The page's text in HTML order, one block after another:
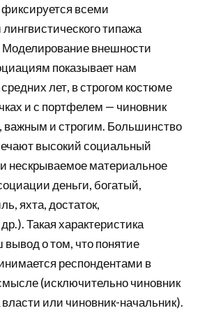
всеми
типажа
Моделирование внешности
показывает нам
лет, в строгом костюме
и с портфелем — чиновник
важным и строгим. Большинство
высокий социальный
нескрываемое материальное
деньги, богатый,
яхта, достаток,
Такая характеристика
о том, что понятие
респондентами в
(исключительно чиновник
или чиновник-начальник).